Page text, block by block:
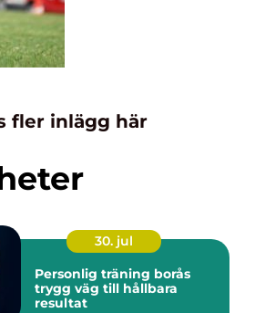
fler inlägg här
30. jul
Personlig träning borås
trygg väg till hållbara
resultat